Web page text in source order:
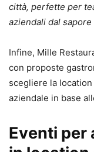
città, perfette per
aziendali dal
Infine, Mille
con proposte
scegliere la
aziendale in base
Eventi per